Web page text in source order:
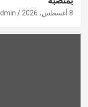
8 أغسطس، 2026